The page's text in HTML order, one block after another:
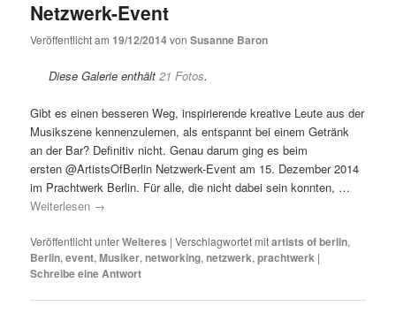
Netzwerk-Event
Veröffentlicht am 19/12/2014vonSusanne Baron
Diese Galerie enthält21 Fotos.
Gibt es einen besseren Weg, inspirierende kreative Leute aus der
Musikszene kennenzulernen, als entspannt bei einem Getränk
an der Bar? Definitiv nicht. Genau darum ging es beim
ersten @ArtistsOfBerlin Netzwerk-Event am 15. Dezember 2014
im Prachtwerk Berlin. Für alle, die nicht dabei sein konnten, …
Weiterlesen →
Veröffentlicht unterWeiteres |Verschlagwortet mitartists of berlin,
Berlin,event,Musiker,networking,netzwerk,prachtwerk |
Schreibe eine Antwort